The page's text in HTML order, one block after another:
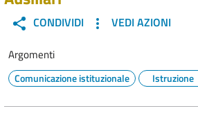
CONDIVIDI VEDI AZIONI
Argomenti
Comunicazione istituzionale Istruzione